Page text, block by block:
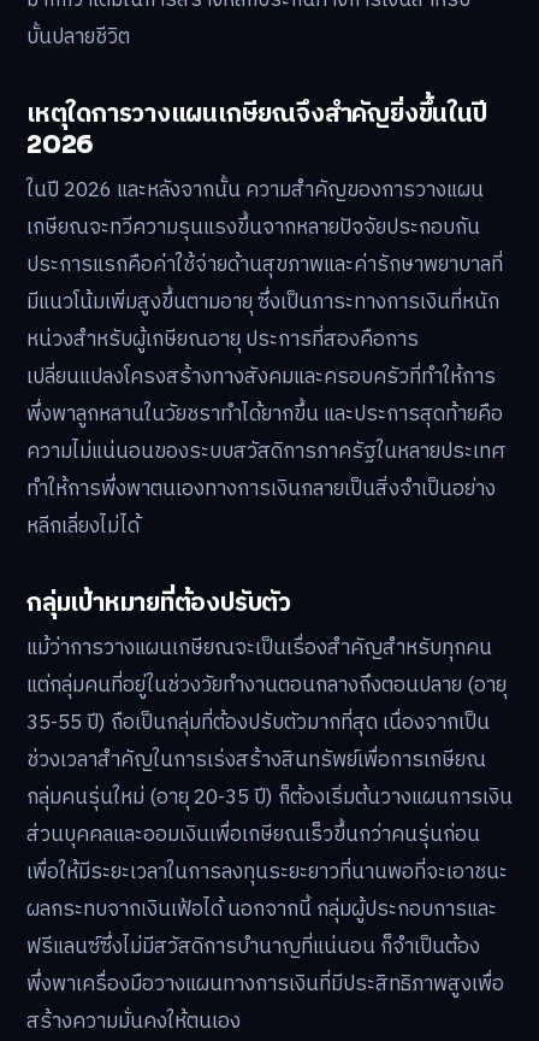
บั้นปลายชีวิต
เหตุใดการวางแผนเกษียณจึงสำคัญยิ่งขึ้นในปี
2026
ในปี 2026 และหลังจากนั้น ความสำคัญของการวางแผน
เกษียณจะทวีความรุนแรงขึ้นจากหลายปัจจัยประกอบกัน
ประการแรกคือค่าใช้จ่ายด้านสุขภาพและค่ารักษาพยาบาลที่
มีแนวโน้มเพิ่มสูงขึ้นตามอายุ ซึ่งเป็นภาระทางการเงินที่หนัก
หน่วงสำหรับผู้เกษียณอายุ ประการที่สองคือการ
เปลี่ยนแปลงโครงสร้างทางสังคมและครอบครัวที่ทำให้การ
พึ่งพาลูกหลานในวัยชราทำได้ยากขึ้น และประการสุดท้ายคือ
ความไม่แน่นอนของระบบสวัสดิการภาครัฐในหลายประเทศ
ทำให้การพึ่งพาตนเองทางการเงินกลายเป็นสิ่งจำเป็นอย่าง
หลีกเลี่ยงไม่ได้
กลุ่มเป้าหมายที่ต้องปรับตัว
แม้ว่าการวางแผนเกษียณจะเป็นเรื่องสำคัญสำหรับทุกคน
แต่กลุ่มคนที่อยู่ในช่วงวัยทำงานตอนกลางถึงตอนปลาย (อายุ
35-55 ปี) ถือเป็นกลุ่มที่ต้องปรับตัวมากที่สุด เนื่องจากเป็น
ช่วงเวลาสำคัญในการเร่งสร้างสินทรัพย์เพื่อการเกษียณ
กลุ่มคนรุ่นใหม่ (อายุ 20-35 ปี) ก็ต้องเริ่มต้นวางแผนการเงิน
ส่วนบุคคลและออมเงินเพื่อเกษียณเร็วขึ้นกว่าคนรุ่นก่อน
เพื่อให้มีระยะเวลาในการลงทุนระยะยาวที่นานพอที่จะเอาชนะ
ผลกระทบจากเงินเฟ้อได้ นอกจากนี้ กลุ่มผู้ประกอบการและ
ฟรีแลนซ์ซึ่งไม่มีสวัสดิการบำนาญที่แน่นอน ก็จำเป็นต้อง
พึ่งพาเครื่องมือวางแผนทางการเงินที่มีประสิทธิภาพสูงเพื่อ
สร้างความมั่นคงให้ตนเอง